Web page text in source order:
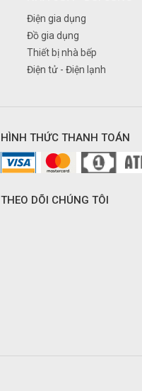
Điện gia dụng
Đồ gia dụng
Thiết bị nhà bếp
Điện tử - Điện lạnh
HÌNH THỨC THANH TOÁN
THEO DÕI CHÚNG TÔI